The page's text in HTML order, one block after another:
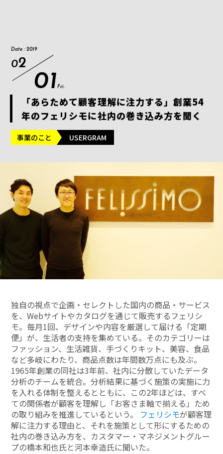
Date : 2019
02
01Fri.
「あらためて顧客理解に注力する」創業54
年のフェリシモに社内の巻き込み方を聞く
事業のこと USERGRAM
独自の視点で企画・セレクトした国内の商品・サービス
を、Webサイトやカタログを通じて販売するフェリシ
モ。毎月1回、デザインや内容を厳選して届ける「定期
便」が、生活者の支持を集めている。そのカテゴリーは
ファッション、生活雑貨、手づくりキット、美容、食品
など多岐にわたり、商品点数は年間数万点にも及ぶ。
1965年創業の同社は3年前、社内に分散していたデータ
分析のチームを統合。分析結果に基づく施策の実施に力
を入れる体制を整えるとともに、この2年ほどは、すべ
ての関係者が顧客を理解し「お客さま軸で揃える」ため
の取り組みを推進しているという。 フェリシモが顧客理
解に注力する理由と、それを施策として形にするための
社内の巻き込み方を、カスタマー・マネジメントグルー
プの橋本和也氏と河本幸造氏に聞いた。